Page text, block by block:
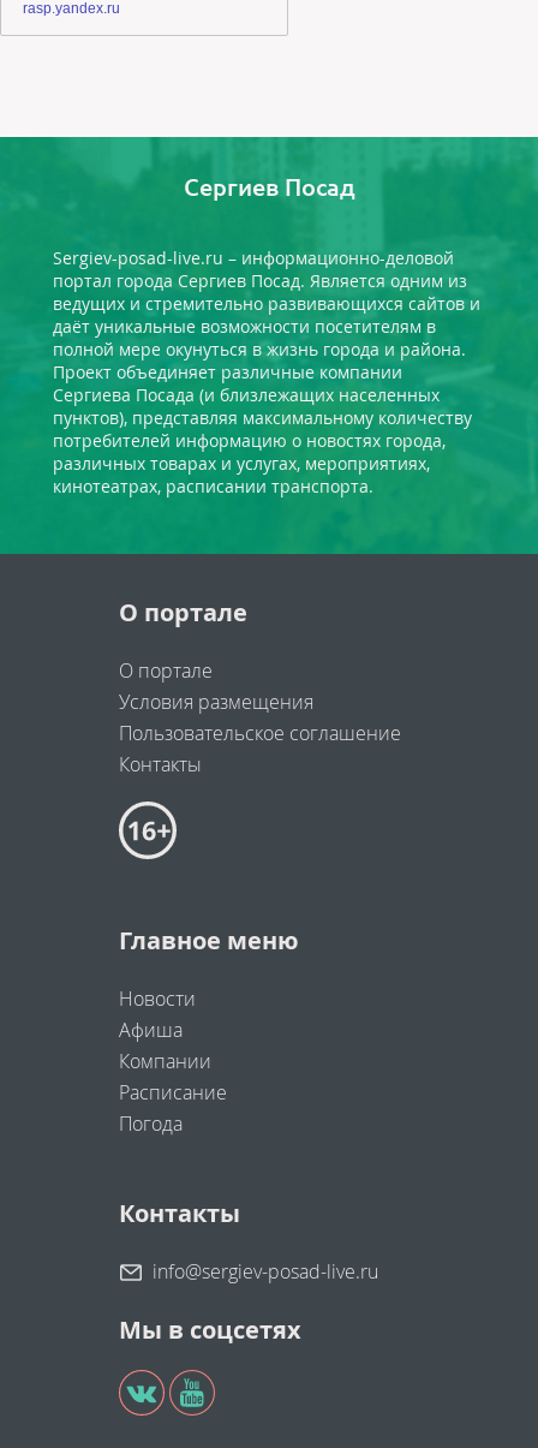
Сергиев Посад
Sergiev-posad-live.ru – информационно-деловой
портал города Сергиев Посад. Является одним из
ведущих и стремительно развивающихся сайтов и
даёт уникальные возможности посетителям в
полной мере окунуться в жизнь города и района.
Проект объединяет различные компании
Сергиева Посада (и близлежащих населенных
пунктов), представляя максимальному количеству
потребителей информацию о новостях города,
различных товарах и услугах, мероприятиях,
кинотеатрах, расписании транспорта.
О портале
О портале
Условия размещения
Пользовательское соглашение
Контакты
Главное меню
Новости
Афиша
Компании
Расписание
Погода
Контакты
info@sergiev-posad-live.ru
Мы в соцсетях